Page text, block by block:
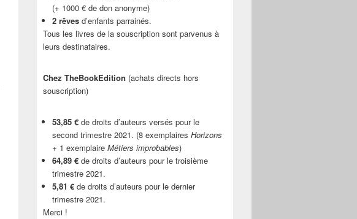
(+ 1000 € de don anonyme)
2 rêves d’enfants parrainés.
Tous les livres de la souscription sont parvenus à
leurs destinataires.
Chez TheBookEdition (achats directs hors
souscription)
53,85 € de droits d’auteurs versés pour le
second trimestre 2021. (8 exemplaires Horizons
+ 1 exemplaire Métiers improbables)
64,89 € de droits d’auteurs pour le troisième
trimestre 2021.
5,81 € de droits d’auteurs pour le dernier
trimestre 2021.
Merci !